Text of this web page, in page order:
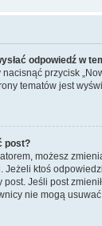
odpowiedź w
przycisk
tematów jest
post?
możesz
ktoś
Jeśli post
nie mogą